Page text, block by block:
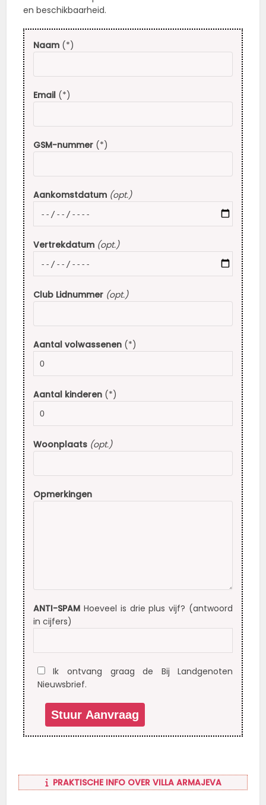
en beschikbaarheid.
Naam(*)
Email(*)
GSM-nummer(*)
Aankomstdatum (opt.)
Vertrekdatum (opt.)
Club Lidnummer (opt.)
Aantal volwassenen(*)
Aantal kinderen(*)
Woonplaats (opt.)
Opmerkingen
ANTI-SPAMHoeveel is drie plus vijf? (antwoord
in cijfers)
Ik ontvang graag de Bij Landgenoten
Nieuwsbrief.
PRAKTISCHE INFO OVER VILLA ARMAJEVA